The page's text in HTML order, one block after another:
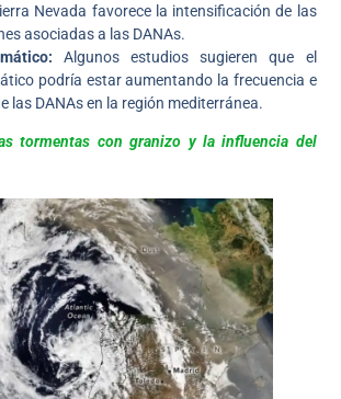
Nevada favorece la intensificación de las
asociadas a las DANAs.
Algunos estudios sugieren que el
podría estar aumentando la frecuencia e
las DANAs en la región mediterránea.
tormentas con granizo y la influencia del